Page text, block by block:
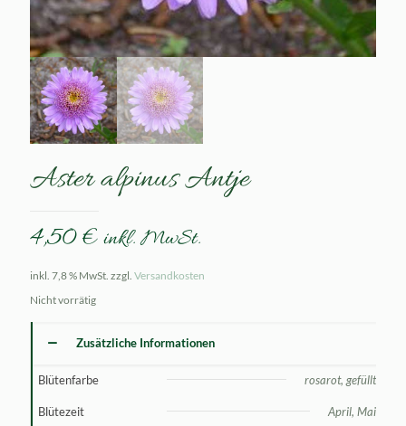
Aster alpinus Antje
4,50€ inkl. MwSt.
inkl. 7,8 % MwSt. zzgl. Versandkosten
Nicht vorrätig
Zusätzliche Informationen
Blütenfarbe rosarot, gefüllt
Blütezeit April, Mai